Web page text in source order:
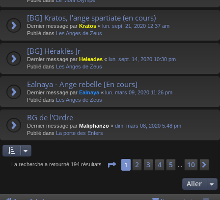
[BG] Kratos, l'ange spartiate (en cours)
Dernier message par Kratos « lun. sept. 21, 2020 12:37 am
Publié dans Les Anges de Zeus
[BG] Héraklès Jr
Dernier message par Heleades « lun. sept. 14, 2020 10:30 pm
Publié dans Les Anges de Zeus
Ealnaya - Ange rebelle [En cours]
Dernier message par Ealnaya « lun. mars 09, 2020 11:26 pm
Publié dans Les Anges de Zeus
BG de l'Ordre
Dernier message par Maliphanzo « dim. mars 08, 2020 5:48 pm
Publié dans La porte des Enfers
La recherche a retourné 194 résultats Page 1sur 10
1 2 3 4 5 10
Aller